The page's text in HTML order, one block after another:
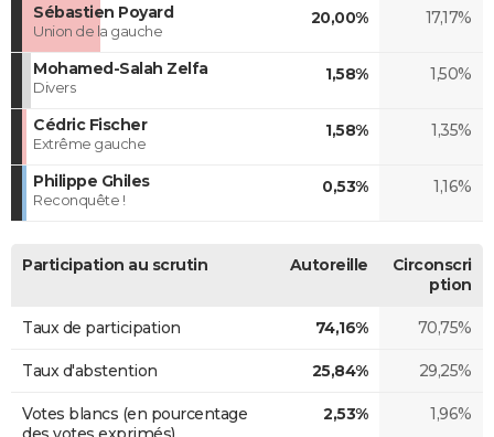
Sébastien Poyard
Union de la gauche
20,00% 17,17%
Mohamed-Salah Zelfa
Divers
1,58% 1,50%
Cédric Fischer
Extrême gauche
1,58% 1,35%
Philippe Ghiles
Reconquête !
0,53% 1,16%
Participation au scrutin Autoreille
Circonscri
ption
Taux de participation 74,16% 70,75%
Taux d'abstention 25,84% 29,25%
Votes blancs (en pourcentage
2,53% 1,96%